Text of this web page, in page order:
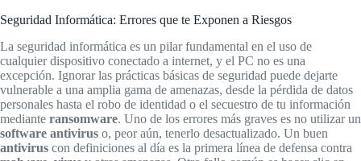
Seguridad Informática: Errores que te Exponen a Riesgos
La seguridad informática es un pilar fundamental en el uso de
cualquier dispositivo conectado a internet, y el PC no es una
excepción. Ignorar las prácticas básicas de seguridad puede dejarte
vulnerable a una amplia gama de amenazas, desde la pérdida de datos
personales hasta el robo de identidad o el secuestro de tu información
mediante ransomware. Uno de los errores más graves es no utilizar un
software antivirus o, peor aún, tenerlo desactualizado. Un buen
antivirus con definiciones al día es la primera línea de defensa contra